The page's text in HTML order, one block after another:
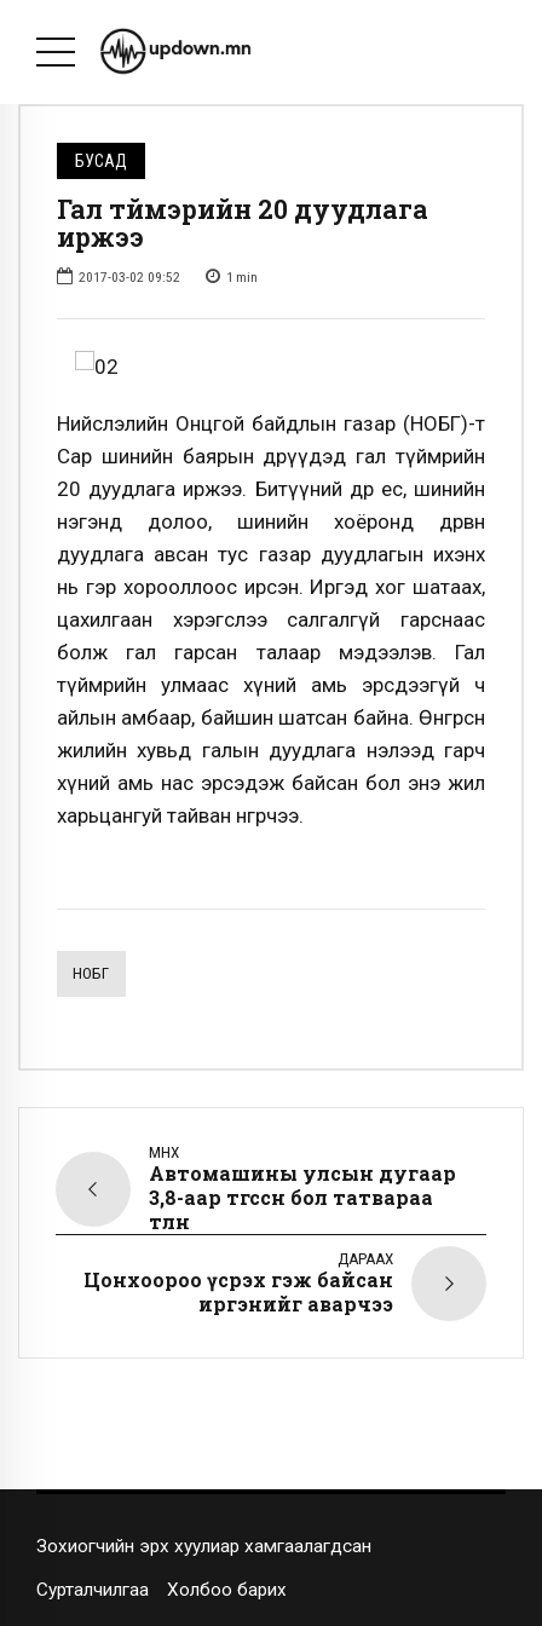
БУСАД
Гал түймэрийн 20 дуудлага
иржээ
2017-03-02 09:52 1 min
Нийслэлийн Онцгой байдлын газар (НОБГ)-т
Сар шинийн баярын өдрүүдэд гал түймрийн
20 дуудлага иржээ. Битүүний өдөр ес, шинийн
нэгэнд долоо, шинийн хоёронд дөрвөн
дуудлага авсан тус газар дуудлагын ихэнх
нь гэр хорооллоос ирсэн. Иргэд хог шатаах,
цахилгаан хэрэгслээ салгалгүй гарснаас
болж гал гарсан талаар мэдээлэв. Гал
түймрийн улмаас хүний амь эрсдээгүй ч
айлын амбаар, байшин шатсан байна. Өнгөрсөн
жилийн хувьд галын дуудлага нэлээд гарч
хүний амь нас эрсэдэж байсан бол энэ жил
харьцангуй тайван өнгөрчээ.
НОБГ
ӨМНӨХ
Автомашины улсын дугаар
3,8-аар төгссөн бол татвараа
төлнө
ДАРААХ
Цонхоороо үсрэх гэж байсан
иргэнийг аварчээ
Зохиогчийн эрх хуулиар хамгаалагдсан
Сурталчилгаа Холбоо барих